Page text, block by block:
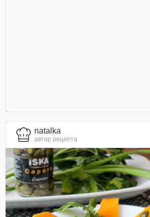
natalka
автор рецепта